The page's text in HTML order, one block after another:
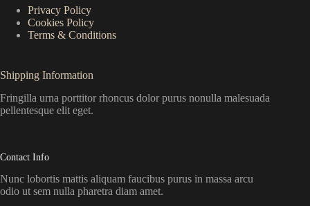
Privacy Policy
Cookies Policy
Terms & Conditions
Shipping Information
Fringilla urna porttitor rhoncus dolor purus nonulla malesuada
pellentesque elit eget.
Contact Info
Nunc lobortis mattis aliquam faucibus purus in massa arcu
odio ut sem nulla pharetra diam amet.